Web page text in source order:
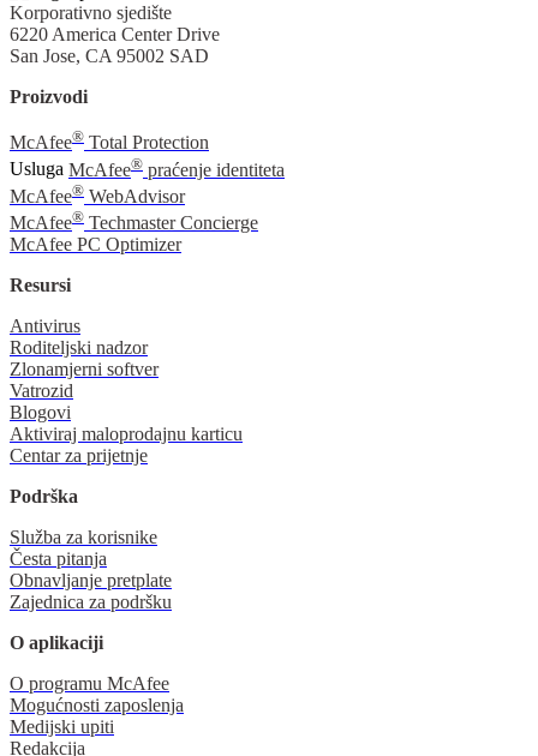
Korporativno sjedište
6220 America Center Drive
San Jose, CA 95002 SAD
Proizvodi
McAfee® Total Protection
Usluga McAfee® praćenje identiteta
McAfee® WebAdvisor
McAfee® Techmaster Concierge
McAfee PC Optimizer
Resursi
Antivirus
Roditeljski nadzor
Zlonamjerni softver
Vatrozid
Blogovi
Aktiviraj maloprodajnu karticu
Centar za prijetnje
Podrška
Služba za korisnike
Česta pitanja
Obnavljanje pretplate
Zajednica za podršku
O aplikaciji
O programu McAfee
Mogućnosti zaposlenja
Medijski upiti
Redakcija